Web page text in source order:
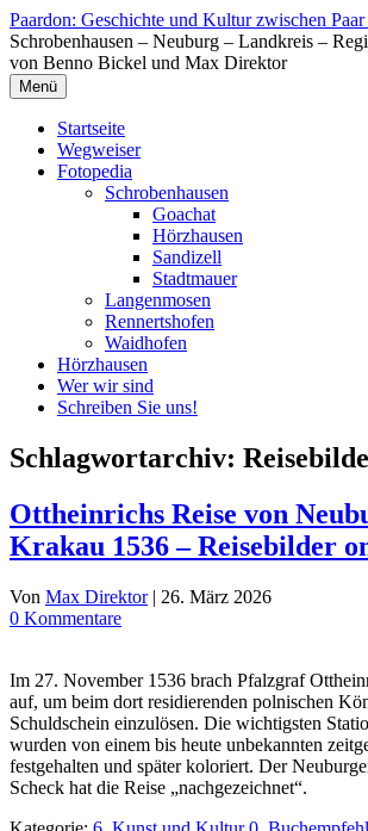
Zum
Inhalt
springen
Paardon: Geschichte und Kultur zwischen
Schrobenhausen – Neuburg – Landkreis –
von Benno Bickel und Max Direktor
Menü
Startseite
Wegweiser
Fotopedia
Schrobenhausen
Goachat
Hörzhausen
Sandizell
Stadtmauer
Langenmosen
Rennertshofen
Waidhofen
Hörzhausen
Wer wir sind
Schreiben Sie uns!
Schlagwortarchiv:
Ottheinrichs Reise von
Krakau 1536 – Reisebilder
Von Max Direktor | 26. März 2026
0 Kommentare
Im 27. November 1536 brach Pfalzgraf
auf, um beim dort residierenden polnischen
Schuldschein einzulösen. Die wichtigsten
wurden von einem bis heute unbekannten
festgehalten und später koloriert. Der
Scheck hat die Reise „nachgezeichnet“.